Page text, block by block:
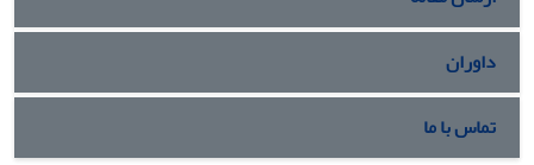
داوران
تماس با ما